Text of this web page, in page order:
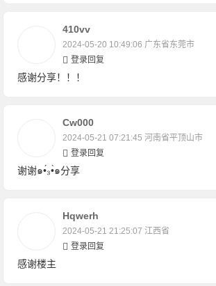
410vv
2024-05-20 10:49:06 广东省东莞市
登录回复
感谢分享！！！
Cw000
2024-05-21 07:21:45 河南省平顶山市
登录回复
谢谢๑•́₃•̀๑分享
Hqwerh
2024-05-21 21:25:07 江西省
登录回复
感谢楼主